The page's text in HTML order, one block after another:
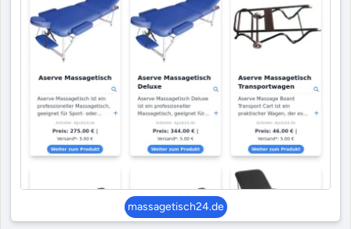
massagetisch24.de